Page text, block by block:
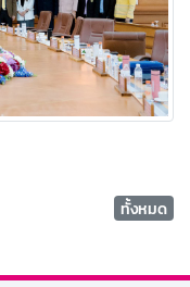
ทั้งหมด